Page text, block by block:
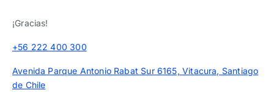
¡Gracias!
+56 222 400 300
Avenida Parque Antonio Rabat Sur 6165, Vitacura, Santiago
de Chile